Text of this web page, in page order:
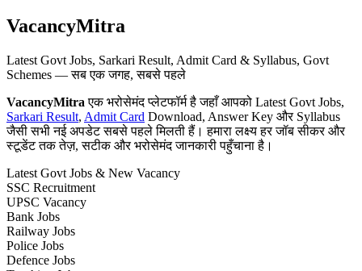
VacancyMitra
Latest Govt Jobs, Sarkari Result, Admit Card & Syllabus, Govt
Schemes — सब एक जगह, सबसे पहले
VacancyMitra एक भरोसेमंद प्लेटफॉर्म है जहाँ आपको Latest Govt Jobs,
Sarkari Result, Admit Card Download, Answer Key और Syllabus
जैसी सभी नई अपडेट सबसे पहले मिलती हैं। हमारा लक्ष्य हर जॉब सीकर और
स्टूडेंट तक तेज़, सटीक और भरोसेमंद जानकारी पहुँचाना है।
Latest Govt Jobs & New Vacancy
SSC Recruitment
UPSC Vacancy
Bank Jobs
Railway Jobs
Police Jobs
Defence Jobs